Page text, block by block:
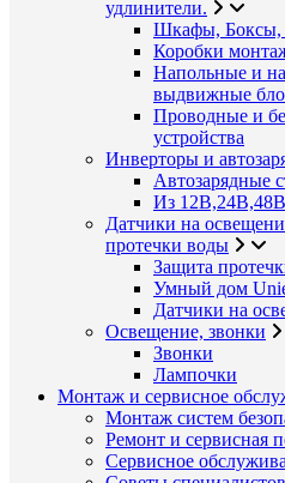
удлинители.
Шкафы, Боксы,
Коробки
Напольные и
выдвижные
Проводные и
устройства
Инверторы и
Автозарядные
Из
Датчики на
протечки воды
Защита
Умный дом
Датчики на
Освещение, звонки
Звонки
Лампочки
Монтаж и сервисное
Монтаж систем
Ремонт и сервисная
Сервисное